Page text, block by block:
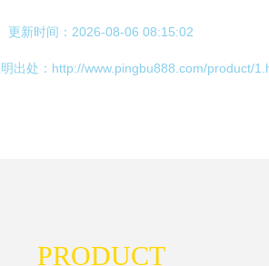
更新时间：2026-08-06 08:15:02
出处：http://www.pingbu888.com/product/
PRODUCT